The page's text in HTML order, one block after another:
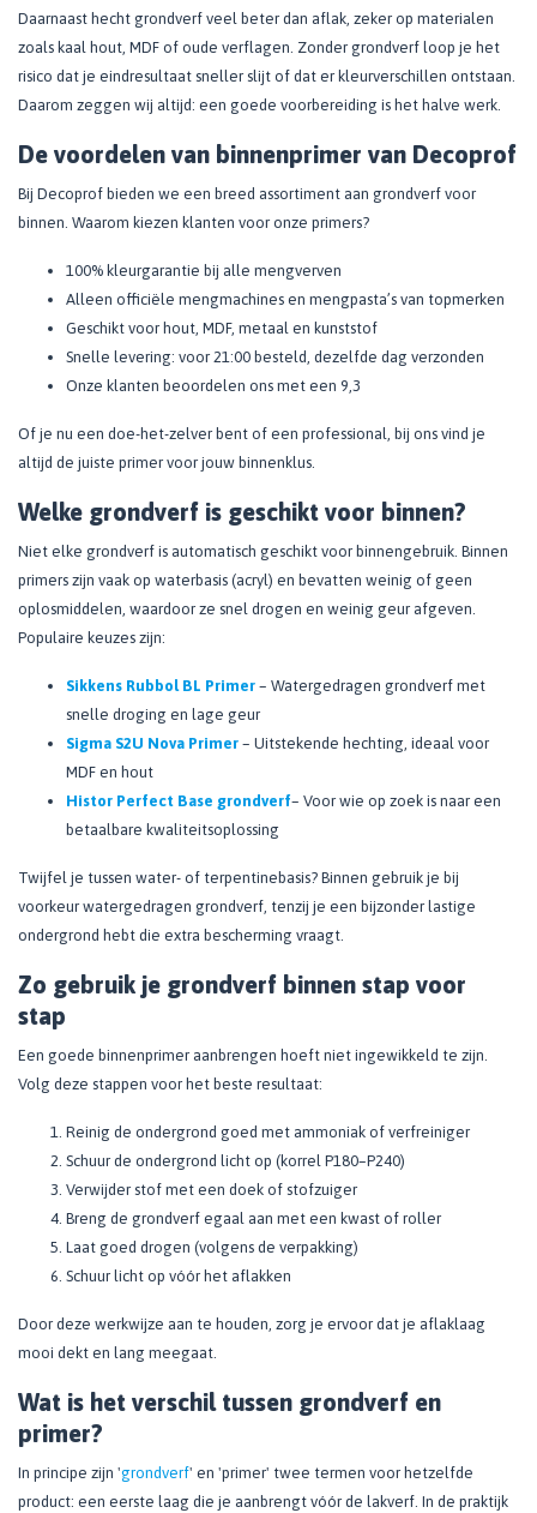
Daarnaast hecht grondverf veel beter dan aflak, zeker op materialen
zoals kaal hout, MDF of oude verflagen. Zonder grondverf loop je het
risico dat je eindresultaat sneller slijt of dat er kleurverschillen ontstaan.
Daarom zeggen wij altijd: een goede voorbereiding is het halve werk.
De voordelen van binnenprimer van Decoprof
Bij Decoprof bieden we een breed assortiment aan grondverf voor
binnen. Waarom kiezen klanten voor onze primers?
100% kleurgarantie bij alle mengverven
Alleen officiële mengmachines en mengpasta’s van topmerken
Geschikt voor hout, MDF, metaal en kunststof
Snelle levering: voor 21:00 besteld, dezelfde dag verzonden
Onze klanten beoordelen ons met een 9,3
Of je nu een doe-het-zelver bent of een professional, bij ons vind je
altijd de juiste primer voor jouw binnenklus.
Welke grondverf is geschikt voor binnen?
Niet elke grondverf is automatisch geschikt voor binnengebruik. Binnen
primers zijn vaak op waterbasis (acryl) en bevatten weinig of geen
oplosmiddelen, waardoor ze snel drogen en weinig geur afgeven.
Populaire keuzes zijn:
Sikkens Rubbol BL Primer – Watergedragen grondverf met
snelle droging en lage geur
Sigma S2U Nova Primer – Uitstekende hechting, ideaal voor
MDF en hout
Histor Perfect Base grondverf– Voor wie op zoek is naar een
betaalbare kwaliteitsoplossing
Twijfel je tussen water- of terpentinebasis? Binnen gebruik je bij
voorkeur watergedragen grondverf, tenzij je een bijzonder lastige
ondergrond hebt die extra bescherming vraagt.
Zo gebruik je grondverf binnen stap voor
stap
Een goede binnenprimer aanbrengen hoeft niet ingewikkeld te zijn.
Volg deze stappen voor het beste resultaat:
Reinig de ondergrond goed met ammoniak of verfreiniger
Schuur de ondergrond licht op (korrel P180–P240)
Verwijder stof met een doek of stofzuiger
Breng de grondverf egaal aan met een kwast of roller
Laat goed drogen (volgens de verpakking)
Schuur licht op vóór het aflakken
Door deze werkwijze aan te houden, zorg je ervoor dat je aflaklaag
mooi dekt en lang meegaat.
Wat is het verschil tussen grondverf en
primer?
In principe zijn 'grondverf' en 'primer' twee termen voor hetzelfde
product: een eerste laag die je aanbrengt vóór de lakverf. In de praktijk